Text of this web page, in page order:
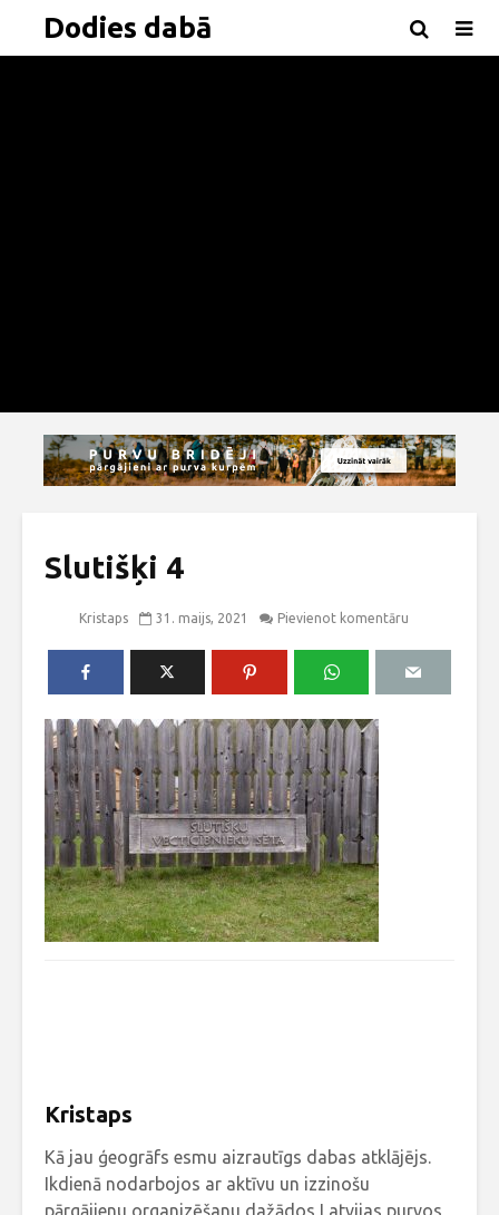
Dodies dabā
Slutišķi 4
Kristaps 31. maijs, 2021 Pievienot komentāru
Kristaps
Kā jau ģeogrāfs esmu aizrautīgs dabas atklājējs.
Ikdienā nodarbojos ar aktīvu un izzinošu
pārgājienu organizēšanu dažādos Latvijas purvos